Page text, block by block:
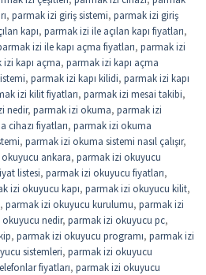
, parmak izi giriş sistemi, parmak izi giriş
kapı, parmak izi ile açılan kapı fiyatları,
izi ile kapı açma fiyatları, parmak izi
kapı açma, parmak izi kapı açma
, parmak izi kapı kilidi, parmak izi kapı
izi kilit fiyatları, parmak izi mesai takibi,
nedir, parmak izi okuma, parmak izi
cihazı fiyatları, parmak izi okuma
, parmak izi okuma sistemi nasıl çalışır,
ankara, parmak izi okuyucu
listesi, parmak izi okuyucu fiyatları,
izi okuyucu kapı, parmak izi okuyucu kilit,
, parmak izi okuyucu kurulumu, parmak izi
nedir, parmak izi okuyucu pc,
, parmak izi okuyucu programı, parmak izi
sistemleri, parmak izi okuyucu
fiyatları, parmak izi okuyucu